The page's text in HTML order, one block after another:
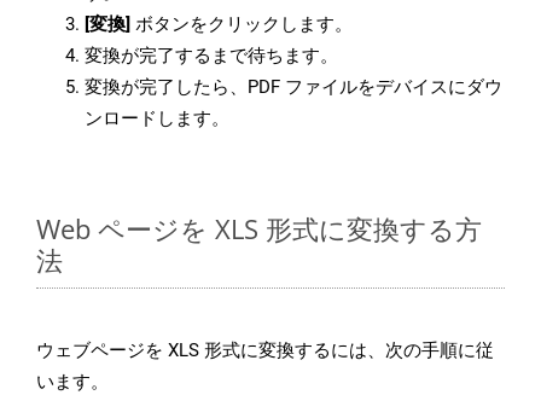
[変換] ボタンをクリックします。
変換が完了するまで待ちます。
変換が完了したら、PDF ファイルをデバイスにダウ
ンロードします。
Web ページを XLS 形式に変換する方
法
ウェブページを XLS 形式に変換するには、次の手順に従
います。